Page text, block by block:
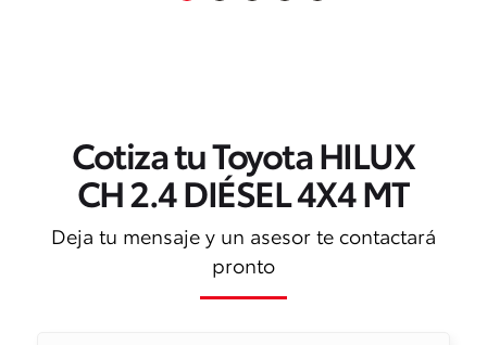
Cotiza tu Toyota HILUX
CH 2.4 DIÉSEL 4X4 MT
Deja tu mensaje y un asesor te contactará
pronto